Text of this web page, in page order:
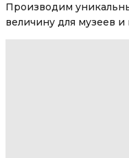
Производим
величину для музеев и